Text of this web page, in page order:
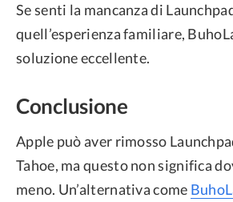
Se senti la mancanza di
quell’esperienza familiare,
soluzione eccellente.
Conclusione
Apple può aver rimosso
Tahoe, ma questo non significa
meno. Un’alternativa come